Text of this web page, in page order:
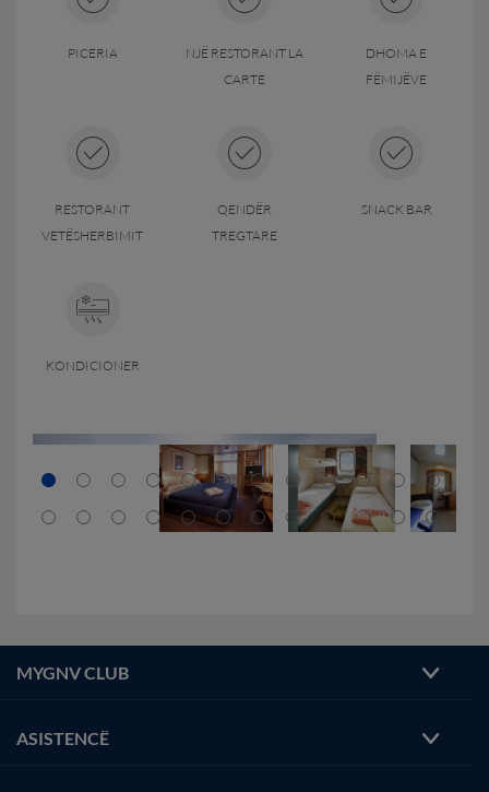
PICERIA
NJË RESTORANT LA
CARTE
DHOMA E
FËMIJËVE
RESTORANT
VETËSHERBIMIT
QENDËR
TREGTARE
SNACK BAR
KONDICIONER
MYGNV CLUB
ASISTENCË